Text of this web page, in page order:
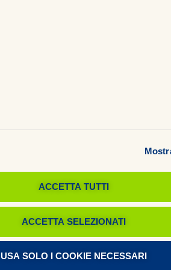
ACCETTA TUTTI
ACCETTA SELEZIONATI
USA SOLO I COOKIE NECESSARI